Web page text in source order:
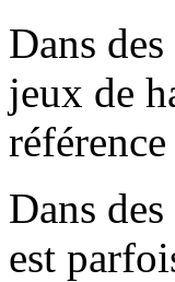
Dans
jeux de
Dans
est